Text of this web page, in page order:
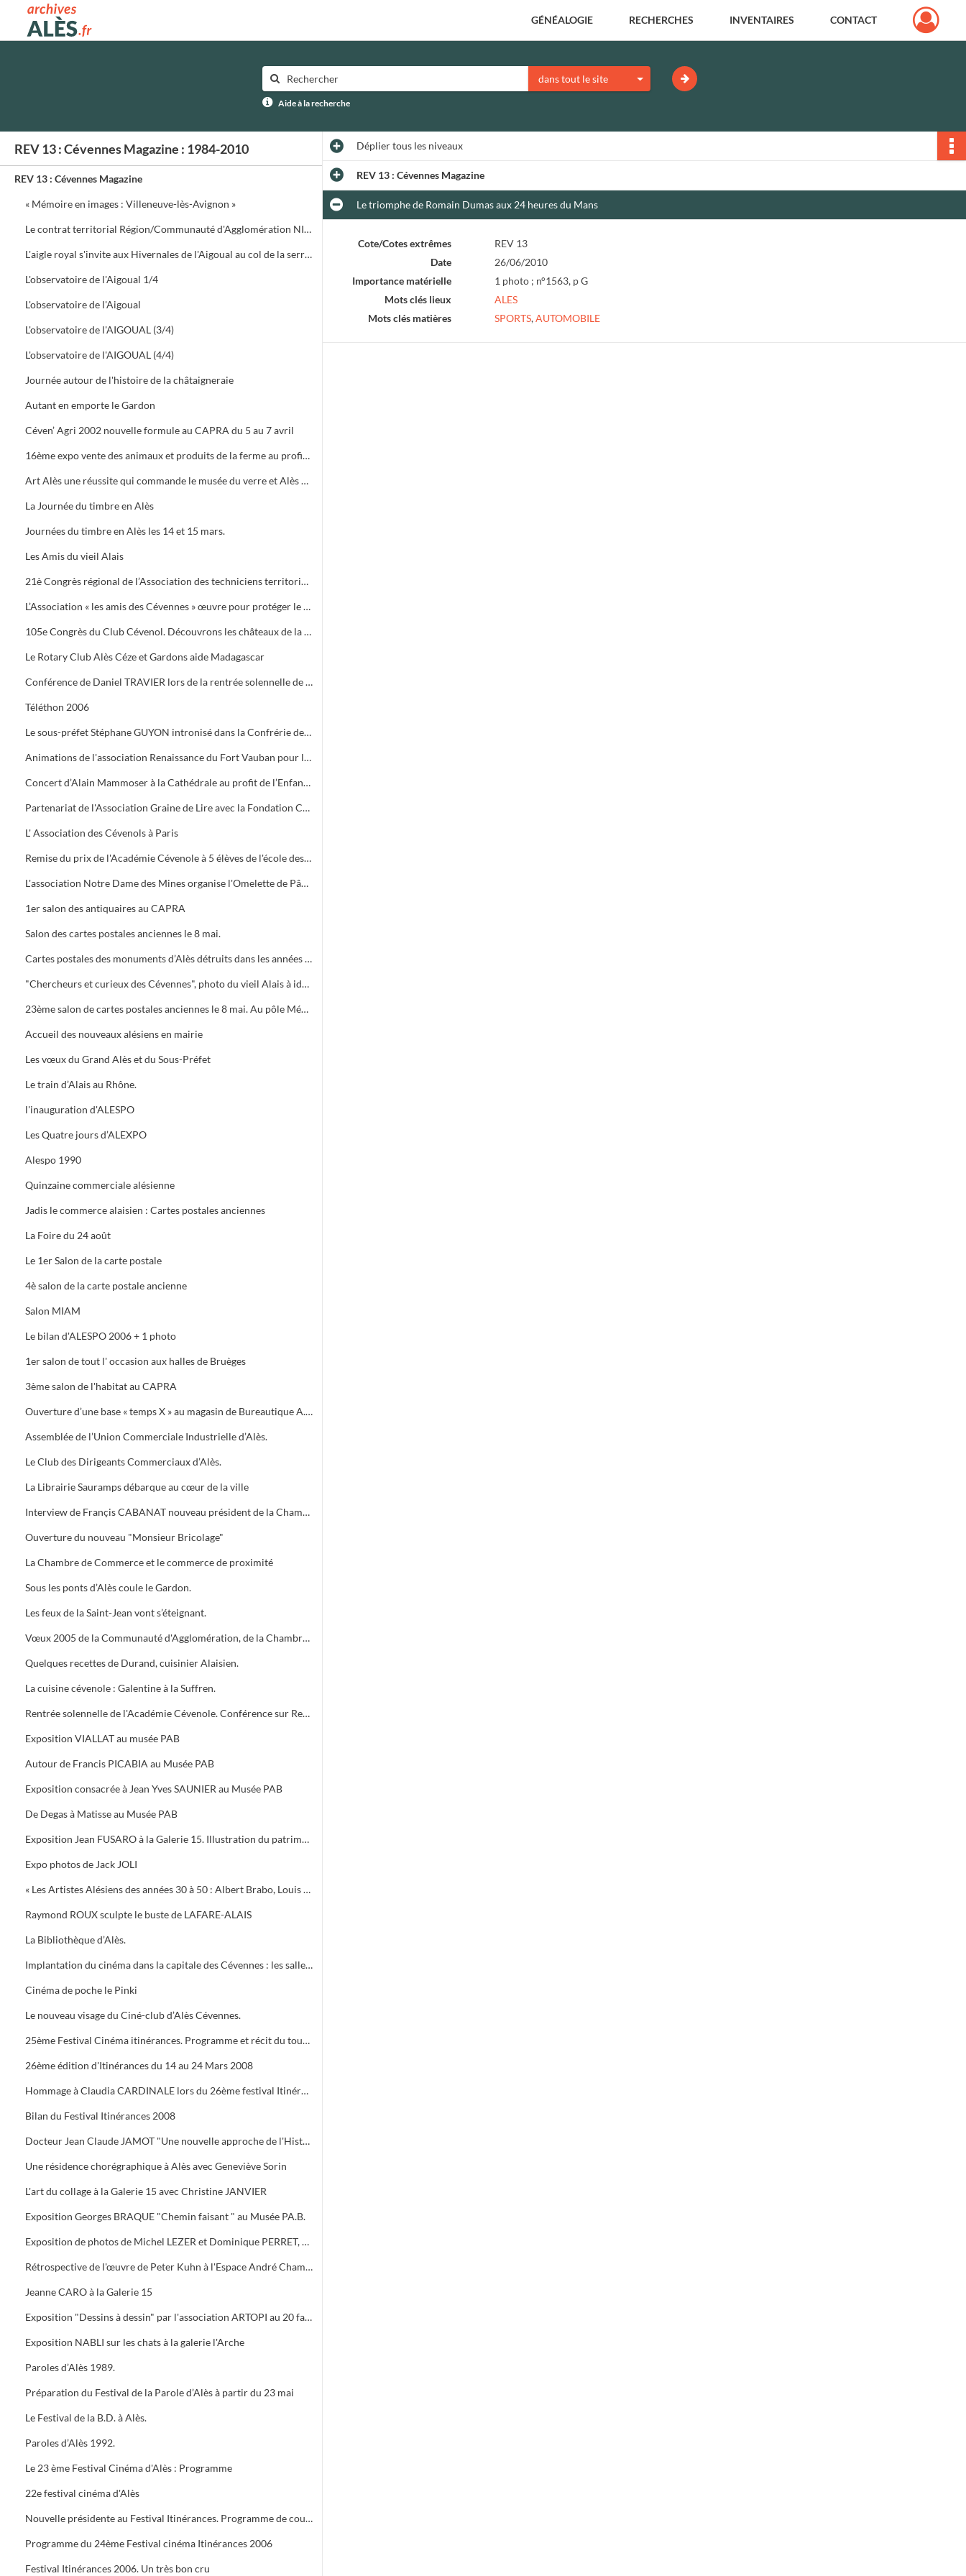
Archives municipales d'Alès GÉNÉALOGIE RECHERCHES INVENTAIRES CONTACT
dans tout le site
Aide à la recherche
REV 13 : Cévennes Magazine : 1984-2010
REV 13 : Cévennes Magazine
« Mémoire en images : Villeneuve-lès-Avignon »
Le contrat territorial Région/Communauté d'Agglomération NIMES Métropole
L'aigle royal s'invite aux Hivernales de l'Aigoual au col de la serreyrède. Programme de la journée
L'observatoire de l'Aigoual 1/4
L'observatoire de l'Aigoual
L'observatoire de l'AIGOUAL (3/4)
L'observatoire de l'AIGOUAL (4/4)
Journée autour de l'histoire de la châtaigneraie
Autant en emporte le Gardon
Céven’ Agri 2002 nouvelle formule au CAPRA du 5 au 7 avril
16ème expo vente des animaux et produits de la ferme au profit des orphelins des sapeurs-pompiers aux halles de Bruèges
Art Alès une réussite qui commande le musée du verre et Alès capitale des Cévennes, départ du chemin des verriers.
La Journée du timbre en Alès
Journées du timbre en Alès les 14 et 15 mars.
Les Amis du vieil Alais
21è Congrès régional de l’Association des techniciens territoriaux.
L’Association « les amis des Cévennes » œuvre pour protéger le patrimoine cévenol.
105e Congrès du Club Cévenol. Découvrons les châteaux de la Vaunage
Le Rotary Club Alès Céze et Gardons aide Madagascar
Conférence de Daniel TRAVIER lors de la rentrée solennelle de l'Académie Cévenole
Téléthon 2006
Le sous-préfet Stéphane GUYON intronisé dans la Confrérie des Mange Tripes
Animations de l'association Renaissance du Fort Vauban pour le Téléthon
Concert d’Alain Mammoser à la Cathédrale au profit de l’Enfance Inadaptée.
Partenariat de l'Association Graine de Lire avec la Fondation Crédit Mutuel
L' Association des Cévenols à Paris
Remise du prix de l'Académie Cévenole à 5 élèves de l'école des Mines pour leur travail sur la mine et ses conséquences sur l'économie et les paysages.
L'association Notre Dame des Mines organise l'Omelette de Pâques à l'Ermitage
1er salon des antiquaires au CAPRA
Salon des cartes postales anciennes le 8 mai.
Cartes postales des monuments d’Alès détruits dans les années 1960.
"Chercheurs et curieux des Cévennes", photo du vieil Alais à identifier.
23ème salon de cartes postales anciennes le 8 mai. Au pôle Mécanique grand prix camion
Accueil des nouveaux alésiens en mairie
Les vœux du Grand Alès et du Sous-Préfet
Le train d’Alais au Rhône.
l'inauguration d'ALESPO
Les Quatre jours d’ALEXPO
Alespo 1990
Quinzaine commerciale alésienne
Jadis le commerce alaisien : Cartes postales anciennes
La Foire du 24 août
Le 1er Salon de la carte postale
4è salon de la carte postale ancienne
Salon MIAM
Le bilan d'ALESPO 2006 + 1 photo
1er salon de tout l' occasion aux halles de Bruèges
3ème salon de l'habitat au CAPRA
Ouverture d’une base « temps X » au magasin de Bureautique A.M.C., 40 Avenue du Général de Gaule à Alès.
Assemblée de l’Union Commerciale Industrielle d’Alès.
Le Club des Dirigeants Commerciaux d’Alès.
La Librairie Sauramps débarque au cœur de la ville
Interview de Françis CABANAT nouveau président de la Chambre de Commerce
Ouverture du nouveau "Monsieur Bricolage"
La Chambre de Commerce et le commerce de proximité
Sous les ponts d’Alès coule le Gardon.
Les feux de la Saint-Jean vont s’éteignant.
Vœux 2005 de la Communauté d'Agglomération, de la Chambre de Commerce, 5 bougies pour la Médiathèque
Quelques recettes de Durand, cuisinier Alaisien.
La cuisine cévenole : Galentine à la Suffren.
Rentrée solennelle de l'Académie Cévenole. Conférence sur Renoir et Albert ANDRE, une amitié (1894-1919)
Exposition VIALLAT au musée PAB
Autour de Francis PICABIA au Musée PAB
Exposition consacrée à Jean Yves SAUNIER au Musée PAB
De Degas à Matisse au Musée PAB
Exposition Jean FUSARO à la Galerie 15. Illustration du patrimoine alésien
Expo photos de Jack JOLI
« Les Artistes Alésiens des années 30 à 50 : Albert Brabo, Louis Cabanes, Louis Arcaix et René Aberlenc » par Annie Corbier
Raymond ROUX sculpte le buste de LAFARE-ALAIS
La Bibliothèque d’Alès.
Implantation du cinéma dans la capitale des Cévennes : les salles du début du siècle à nos jours.
Cinéma de poche le Pinki
Le nouveau visage du Ciné-club d’Alès Cévennes.
25ème Festival Cinéma itinérances. Programme et récit du tournage dans les cévennes d' "Un homme de trop"
26ème édition d'Itinérances du 14 au 24 Mars 2008
Hommage à Claudia CARDINALE lors du 26ème festival Itinérances. En photo avec Max ROUSTAN, Maire
Bilan du Festival Itinérances 2008
Docteur Jean Claude JAMOT "Une nouvelle approche de l'Histoire et de l'Archéologie appliquée aux Celtes
Une résidence chorégraphique à Alès avec Geneviève Sorin
L'art du collage à la Galerie 15 avec Christine JANVIER
Exposition Georges BRAQUE "Chemin faisant " au Musée PA.B.
Exposition de photos de Michel LEZER et Dominique PERRET, de peintures de Monique SANTORO à l'OFFICE DE TOURISME pour la Féria d'Alès
Rétrospective de l'œuvre de Peter Kuhn à l'Espace André Chamson. Exposition consacrée à Vauban à l'OFFICE DE TOURISME. Présentation de saison hors les murs du cratère
Jeanne CARO à la Galerie 15
Exposition "Dessins à dessin" par l'association ARTOPI au 20 faubourg du Soleil
Exposition NABLI sur les chats à la galerie l'Arche
Paroles d’Alès 1989.
Préparation du Festival de la Parole d’Alès à partir du 23 mai
Le Festival de la B.D. à Alès.
Paroles d’Alès 1992.
Le 23 ème Festival Cinéma d'Alès : Programme
22e festival cinéma d'Alès
Nouvelle présidente au Festival Itinérances. Programme de courts métrages de Jacques TATI
Programme du 24ème Festival cinéma Itinérances 2006
Festival Itinérances 2006. Un très bon cru
Dépliertous les niveaux
REV 13 : Cévennes Magazine
Le triomphe de Romain Dumas aux 24 heures du Mans
Cote/Cotes extrêmes
REV 13
Date
26/06/2010
Importance matérielle
1 photo ; n°1563, p G
Mots clés lieux
ALES
Mots clés matières
SPORTS,AUTOMOBILE